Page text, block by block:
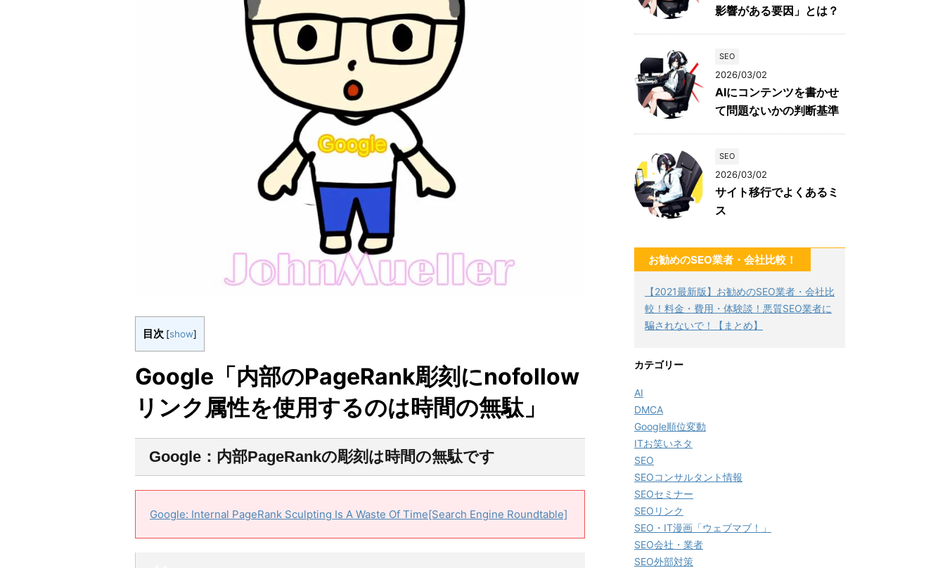
目次 [show]
Google「内部のPageRank彫刻にnofollow
リンク属性を使用するのは時間の無駄」
Google：内部PageRankの彫刻は時間の無駄です
Google: Internal PageRank Sculpting Is A Waste Of Time[Search Engine Roundtable]
影響がある要因」とは？
SEO
2026/03/02
AIにコンテンツを書かせ
て問題ないかの判断基準
SEO
2026/03/02
サイト移行でよくあるミ
ス
お勧めのSEO業者・会社比較！
【2021最新版】お勧めのSEO業者・会社比
較！料金・費用・体験談！悪質SEO業者に
騙されないで！【まとめ】
カテゴリー
AI
DMCA
Google順位変動
ITお笑いネタ
SEO
SEOコンサルタント情報
SEOセミナー
SEOリンク
SEO・IT漫画「ウェブマブ！」
SEO会社・業者
SEO外部対策